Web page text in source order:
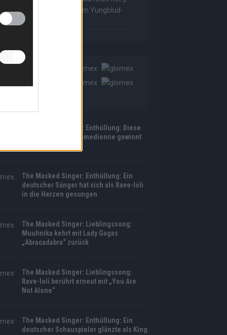
Made For Loving You“ im Yungblud-
The Masked Singer: Enthüllung: Diese
Moderatorin und Comedienne gewinnt
The Masked Singer: Enthüllung: Ein
deutscher Sänger hat sich als Rave-Ioli
in die Herzen gesungen
The Masked Singer: Lieblingssong:
Muuhnika kehrt mit Lady Gagas
„Abracadabra“ zurück
The Masked Singer: Lieblingssong:
Rave-Ioli berührt erneut mit „You Are
Not Alone“
The Masked Singer: Enthüllung: Ein
deutscher Schauspieler glänzte als King